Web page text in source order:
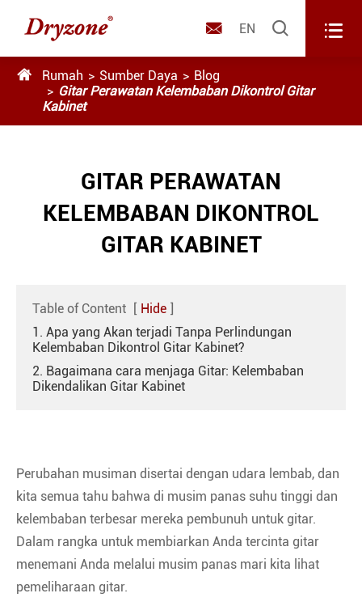
 EN  
 Rumah Sumber Daya
Blog
Gitar Perawatan Kelembaban Dikontrol Gitar
Kabinet
GITAR PERAWATAN
KELEMBABAN DIKONTROL
GITAR KABINET
Table of Content [ Hide ]
1. Apa yang Akan terjadi Tanpa Perlindungan
Kelembaban Dikontrol Gitar Kabinet?
2. Bagaimana cara menjaga Gitar: Kelembaban
Dikendalikan Gitar Kabinet
Perubahan musiman disertai dengan udara lembab, dan
kita semua tahu bahwa di musim panas suhu tinggi dan
kelembaban terbesar mereka pembunuh untuk gitar.
Dalam rangka untuk membiarkan Anda tercinta gitar
menemani Anda melalui musim panas mari kita lihat
pemeliharaan gitar.